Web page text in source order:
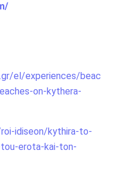
el/experiences/beac
on-kythera-
idiseon/kythira-to-
erota-kai-ton-